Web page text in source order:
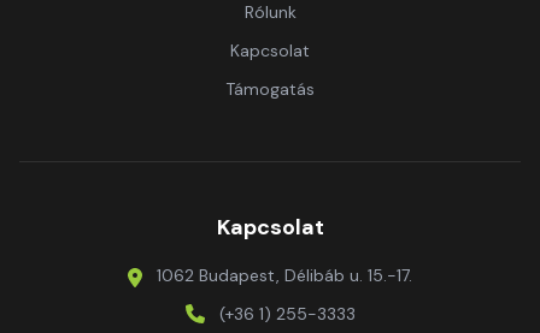
Rólunk
Kapcsolat
Támogatás
Kapcsolat
1062 Budapest, Délibáb u. 15.-17.
(+36 1) 255-3333